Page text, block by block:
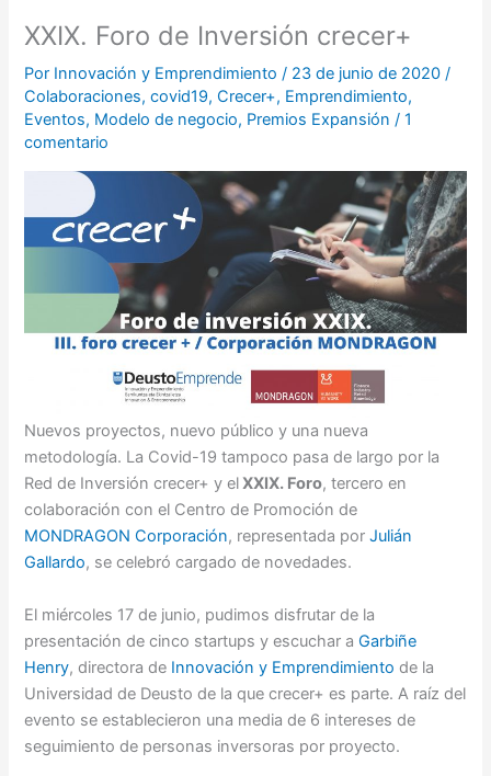
XXIX. Foro de Inversión crecer+
Por Innovación y Emprendimiento/ 23 de junio de 2020/
Colaboraciones,covid19,Crecer+, Emprendimiento,
Eventos, Modelo de negocio, Premios Expansión /1
comentario
Nuevos proyectos, nuevo público y una nueva
metodología. La Covid-19 tampoco pasa de largo por la
Red de Inversión crecer+ y el XXIX. Foro, tercero en
colaboración con el Centro de Promoción de
MONDRAGON Corporación, representada porJulián
Gallardo, se celebró cargado de novedades.
El miércoles 17 de junio, pudimos disfrutar de la
presentación de cinco startups y escuchar aGarbiñe
Henry, directora de Innovación y Emprendimiento de la
Universidad de Deusto de la que crecer+ es parte. A raíz del
evento se establecieron una media de 6 intereses de
seguimiento de personas inversoras por proyecto.